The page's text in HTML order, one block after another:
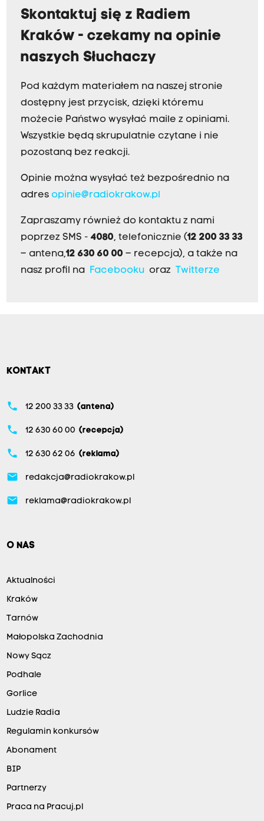
Skontaktuj się z Radiem
Kraków - czekamy na opinie
naszych Słuchaczy
Pod każdym materiałem na naszej stronie
dostępny jest przycisk, dzięki któremu
możecie Państwo wysyłać maile z opiniami.
Wszystkie będą skrupulatnie czytane i nie
pozostaną bez reakcji.
Opinie można wysyłać też bezpośrednio na
adres opinie@radiokrakow.pl
Zapraszamy również do kontaktu z nami
poprzez SMS - 4080, telefonicznie (12 200 33 33
– antena,12 630 60 00 – recepcja), a także na
nasz profil na
Facebookuoraz Twitterze
KONTAKT
phone 12 200 33 33 (antena)
phone 12 630 60 00 (recepcja)
phone 12 630 62 06 (reklama)
email redakcja@radiokrakow.pl
email reklama@radiokrakow.pl
O NAS
Aktualności
Kraków
Tarnów
Małopolska Zachodnia
Nowy Sącz
Podhale
Gorlice
Ludzie Radia
Regulamin konkursów
Abonament
BIP
Partnerzy
Praca na Pracuj.pl